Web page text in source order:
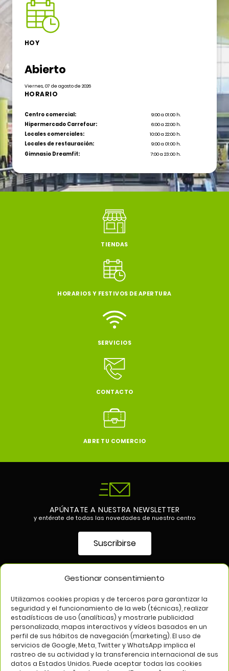
Gestionar consentimiento
Utilizamos cookies propias y de terceros para garantizar la
seguridad y el funcionamiento de la web (técnicas), realizar
estadísticas de uso (analíticas) y mostrarle publicidad
personalizada, mapas interactivos y vídeos basados en un
perfil de sus hábitos de navegación (marketing). El uso de
servicios de Google, Meta, Twitter y WhatsApp implica el
rastreo de su actividad y la transferencia internacional de sus
datos a Estados Unidos. Puede aceptar todas las cookies
HOY
Abierto
Viernes, 07 de agosto de 2026
HORARIO
Centro comercial:
9:00 a 01:00 h.
Hipermercado Carrefour:
6:00 a 22:00 h.
Locales comerciales:
10:00 a 22:00 h.
Locales de restauración:
9:00 a 01:00 h.
Gimnasio Dreamfit:
7:00 a 23:00 h.
TIENDAS
HORARIOS Y FESTIVOS DE APERTURA
SERVICIOS
CONTACTO
ABRE TU COMERCIO
APÚNTATE A NUESTRA NEWSLETTER
y entérate de todas las novedades de nuestro centro
Suscribirse